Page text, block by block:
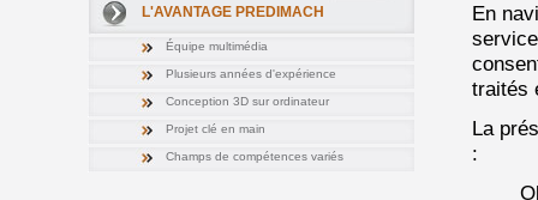
L'AVANTAGE PREDIMACH
Équipe multimédia
Plusieurs années d'expérience
Conception 3D sur ordinateur
Projet clé en main
Champs de compétences variés
En
traités
La
: